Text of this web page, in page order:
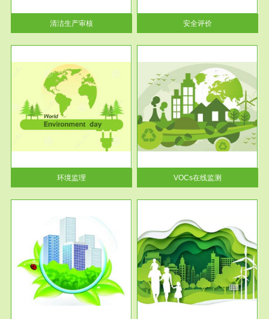
清洁生产审核
营活...
安全评价
环境监理
服务范围
VOCs在线监测
根据《重点区域大气污染防
治“十二五”规划》有机废气净化
率达...
VOCs在线监测
服务范围
政府/园区级VOCs综合管控服务
根据《石化行业挥发性有机物综
合整治方案》文件要求，到2017